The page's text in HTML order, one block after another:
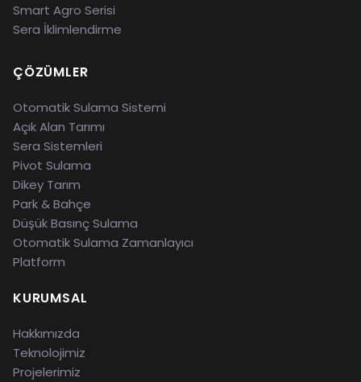
Smart Agro Serisi
Sera İklimlendirme
ÇÖZÜMLER
Otomatik Sulama Sistemi
Açık Alan Tarımı
Sera Sistemleri
Pivot Sulama
Dikey Tarım
Park & Bahçe
Düşük Basınç Sulama
Otomatik Sulama Zamanlayıcı
Platform
KURUMSAL
Hakkımızda
Teknolojimiz
Projelerimiz